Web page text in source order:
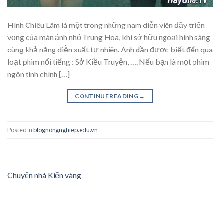
Hình Chiêu Lâm là một trong những nam diễn viên đầy triển
vọng của màn ảnh nhỏ Trung Hoa, khi sở hữu ngoại hình sáng
cùng khả năng diễn xuất tự nhiên. Anh dần được biết đến qua
loạt phim nổi tiếng : Sở Kiều Truyện, …. Nếu bạn là mọt phim
ngôn tình chính […]
CONTINUE READING →
Posted inblognongnghiep.edu.vn
Chuyển nhà Kiến vàng